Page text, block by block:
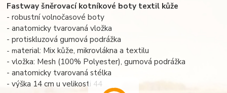
Fastway šněrovací kotníkové boty textil kůže
- robustní volnočasové boty
- anatomicky tvarovaná vložka
- protiskluzová gumová podrážka
- material: Mix kůže, mikrovlákna a textilu
- vložka: Mesh (100% Polyester), gumová podrážka
- anatomicky tvarovaná stélka
- výška 14 cm u velikosti 44